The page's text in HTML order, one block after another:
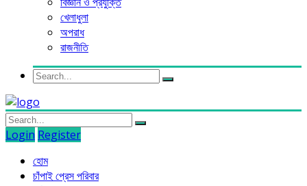
খেলাধুলা
অপরাধ
রাজনীতি
Login Register
হোম
চাঁপাই প্রেস পরিবার